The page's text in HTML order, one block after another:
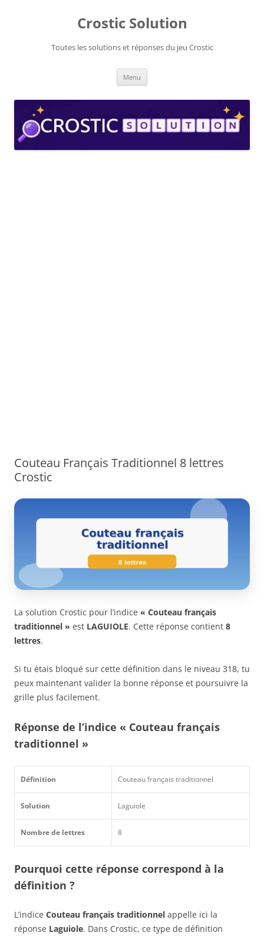
Crostic Solution
Toutes les solutions et réponses du jeu Crostic
Menu
Couteau Français Traditionnel 8 lettres
Crostic
La solution Crostic pour l’indice « Couteau français
traditionnel » est LAGUIOLE. Cette réponse contient 8
lettres.
Si tu étais bloqué sur cette définition dans le niveau 318, tu
peux maintenant valider la bonne réponse et poursuivre la
grille plus facilement.
Réponse de l’indice « Couteau français
traditionnel »
Définition Couteau français traditionnel
Solution Laguiole
Nombre de lettres 8
Pourquoi cette réponse correspond à la
définition ?
L’indice Couteau français traditionnel appelle ici la
réponse Laguiole. Dans Crostic, ce type de définition